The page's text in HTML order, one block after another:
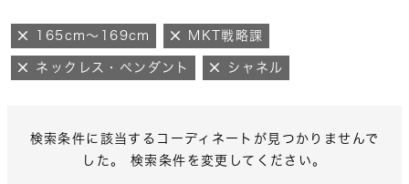
165cm～169cm MKT戦略課
ネックレス・ペンダント シャネル
検索条件に該当するコーディネートが見つかりませんで
した。 検索条件を変更してください。